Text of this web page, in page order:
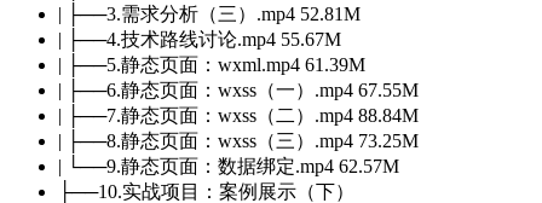
| ├──3.需求分析（三）.mp4 52.81M
| ├──4.技术路线讨论.mp4 55.67M
| ├──5.静态页面：wxml.mp4 61.39M
| ├──6.静态页面：wxss（一）.mp4 67.55M
| ├──7.静态页面：wxss（二）.mp4 88.84M
| ├──8.静态页面：wxss（三）.mp4 73.25M
| └──9.静态页面：数据绑定.mp4 62.57M
├──10.实战项目：案例展示（下）